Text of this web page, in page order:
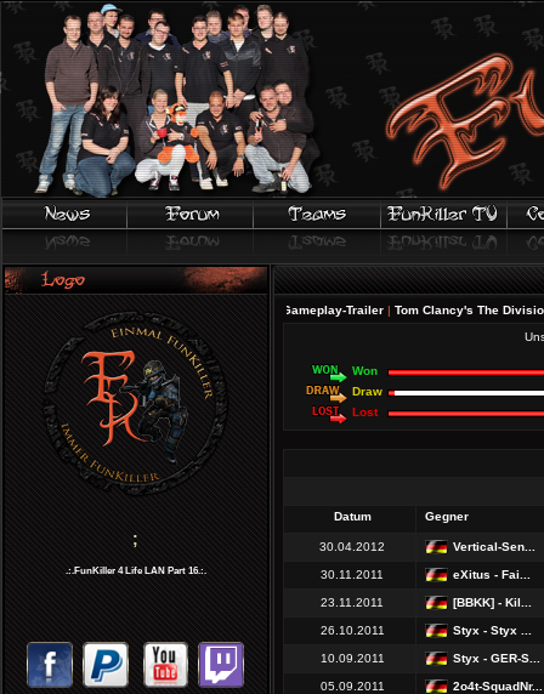
;
.:.FunKiller 4 Life LAN Part 16.:.
FIFA 20 | Offizieller Gameplay-Trailer|Tom Clancy's The Division 2
Won
Draw
Lost
Datum Gegner
30.04.2012 Vertical-Sen...
30.11.2011 eXitus - Fai...
23.11.2011 [BBKK] - Kil...
26.10.2011 Styx - Styx ...
10.09.2011 Styx - GER-S...
05.09.2011 2o4t-SquadNr...